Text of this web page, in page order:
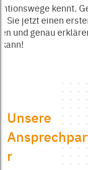
kennt.
Sie jetzt einen
und genau
Unsere
r